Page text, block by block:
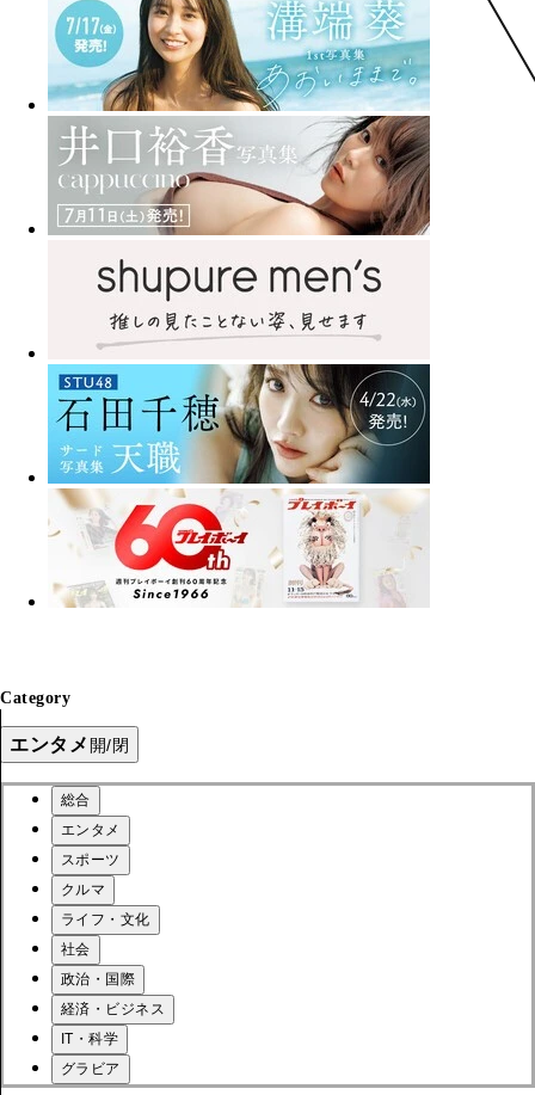
Category
エンタメ開/閉
総合
エンタメ
スポーツ
クルマ
ライフ・文化
社会
政治・国際
経済・ビジネス
IT・科学
グラビア